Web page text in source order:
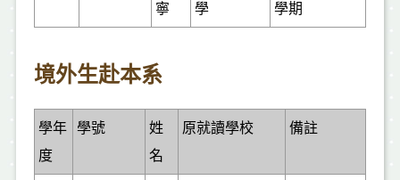
寧
學
學期
境外生赴本系
學年
度
學號
姓
名
原就讀學校 備註